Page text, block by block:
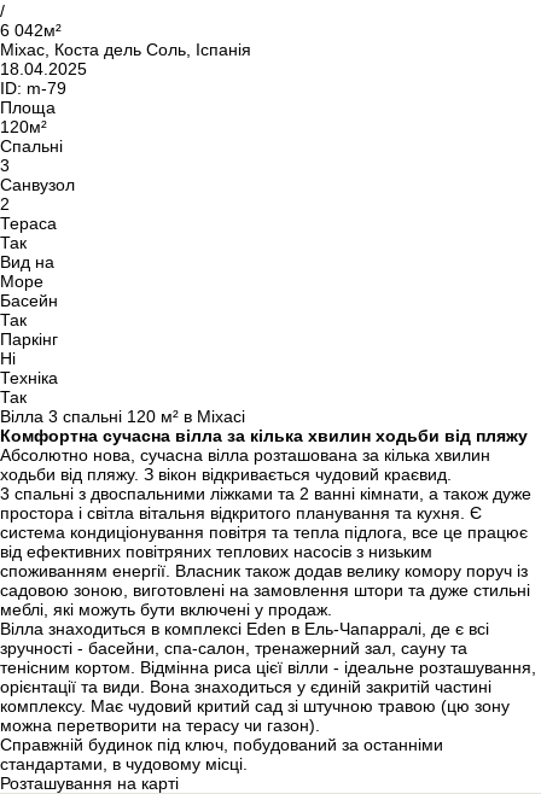
/
6 042м²
Міхас, Коста дель Соль, Іспанія
18.04.2025
ID: m-79
Площа
120м²
Спальні
3
Санвузол
2
Тераса
Так
Вид на
Море
Басейн
Так
Паркінг
Ні
Техніка
Так
Вілла 3 спальні 120 м² в Міхасі
Комфортна сучасна вілла за кілька хвилин ходьби від пляжу
Абсолютно нова, сучасна вілла розташована за кілька хвилин
ходьби від пляжу. З вікон відкривається чудовий краєвид.
3 спальні з двоспальними ліжками та 2 ванні кімнати, а також дуже
простора і світла вітальня відкритого планування та кухня. Є
система кондиціонування повітря та тепла підлога, все це працює
від ефективних повітряних теплових насосів з низьким
споживанням енергії. Власник також додав велику комору поруч із
садовою зоною, виготовлені на замовлення штори та дуже стильні
меблі, які можуть бути включені у продаж.
Вілла знаходиться в комплексі Eden в Ель-Чапарралі, де є всі
зручності - басейни, спа-салон, тренажерний зал, сауну та
тенісним кортом. Відмінна риса цієї вілли - ідеальне розташування,
орієнтації та види. Вона знаходиться у єдиній закритій частині
комплексу. Має чудовий критий сад зі штучною травою (цю зону
можна перетворити на терасу чи газон).
Справжній будинок під ключ, побудований за останніми
стандартами, в чудовому місці.
Розташування на карті